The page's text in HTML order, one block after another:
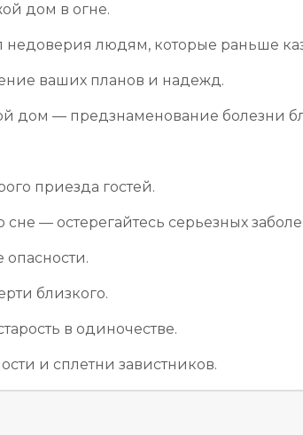
дом в огне.
людям, которые раньше
ваших планов и надежд.
дом — предзнаменование болезни
приезда гостей.
— остерегайтесь серьезных
близкого.
в одиночестве.
и сплетни завистников.